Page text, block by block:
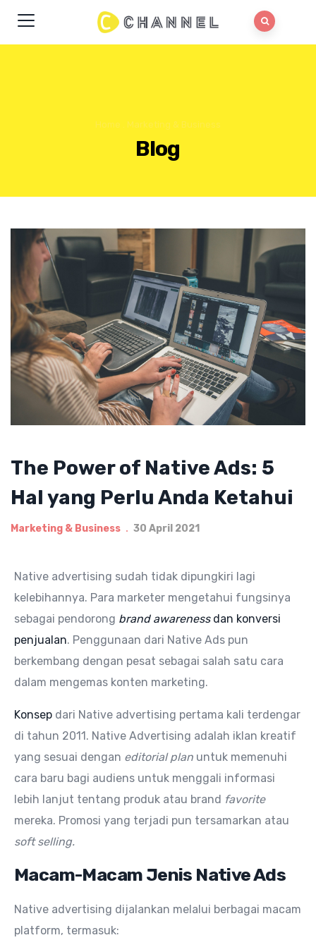
Home . Marketing & Business
Blog
The Power of Native Ads: 5
Hal yang Perlu Anda Ketahui
Marketing & Business 30 April 2021
Native advertising sudah tidak dipungkiri lagi
kelebihannya. Para marketer mengetahui fungsinya
sebagai pendorong brand awarenessdan konversi
penjualan. Penggunaan dari Native Ads pun
berkembang dengan pesat sebagai salah satu cara
dalam mengemas konten marketing.
Konsep dari Native advertising pertama kali terdengar
di tahun 2011. Native Advertising adalah iklan kreatif
yang sesuai dengan editorial plan untuk memenuhi
cara baru bagi audiens untuk menggali informasi
lebih lanjut tentang produk atau brand favorite
mereka. Promosi yang terjadi pun tersamarkan atau
soft selling.
Macam-Macam Jenis Native Ads
Native advertising dijalankan melalui berbagai macam
platform, termasuk: